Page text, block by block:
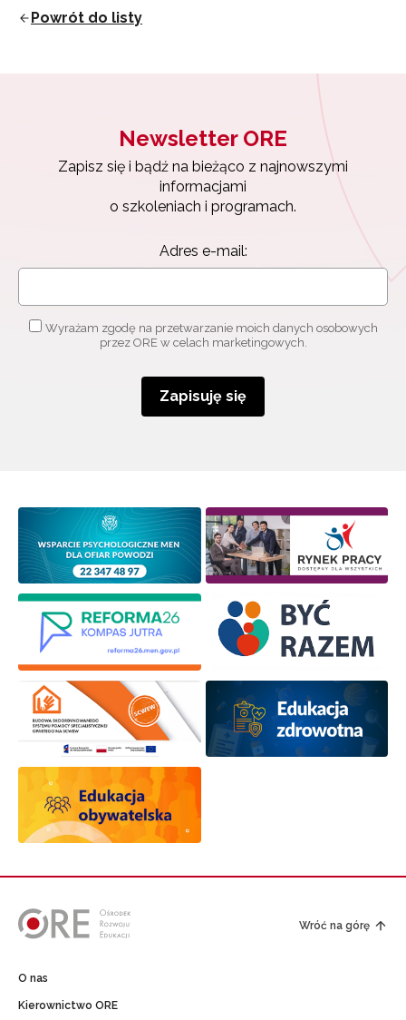
Powrót do listy
Newsletter ORE
Zapisz się i bądź na bieżąco z najnowszymi
informacjami
o szkoleniach i programach.
Adres e-mail:
Wyrażam zgodę na przetwarzanie moich danych osobowych
przez ORE w celach marketingowych.
Zapisuję się
Wróć na górę
O nas
Kierownictwo ORE
Zapisz się i bądź na bieżąco z najnowszymi
o szkoleniach i programach.
Adres e-mail:
osobowych przez ORE w celach marketingowych.